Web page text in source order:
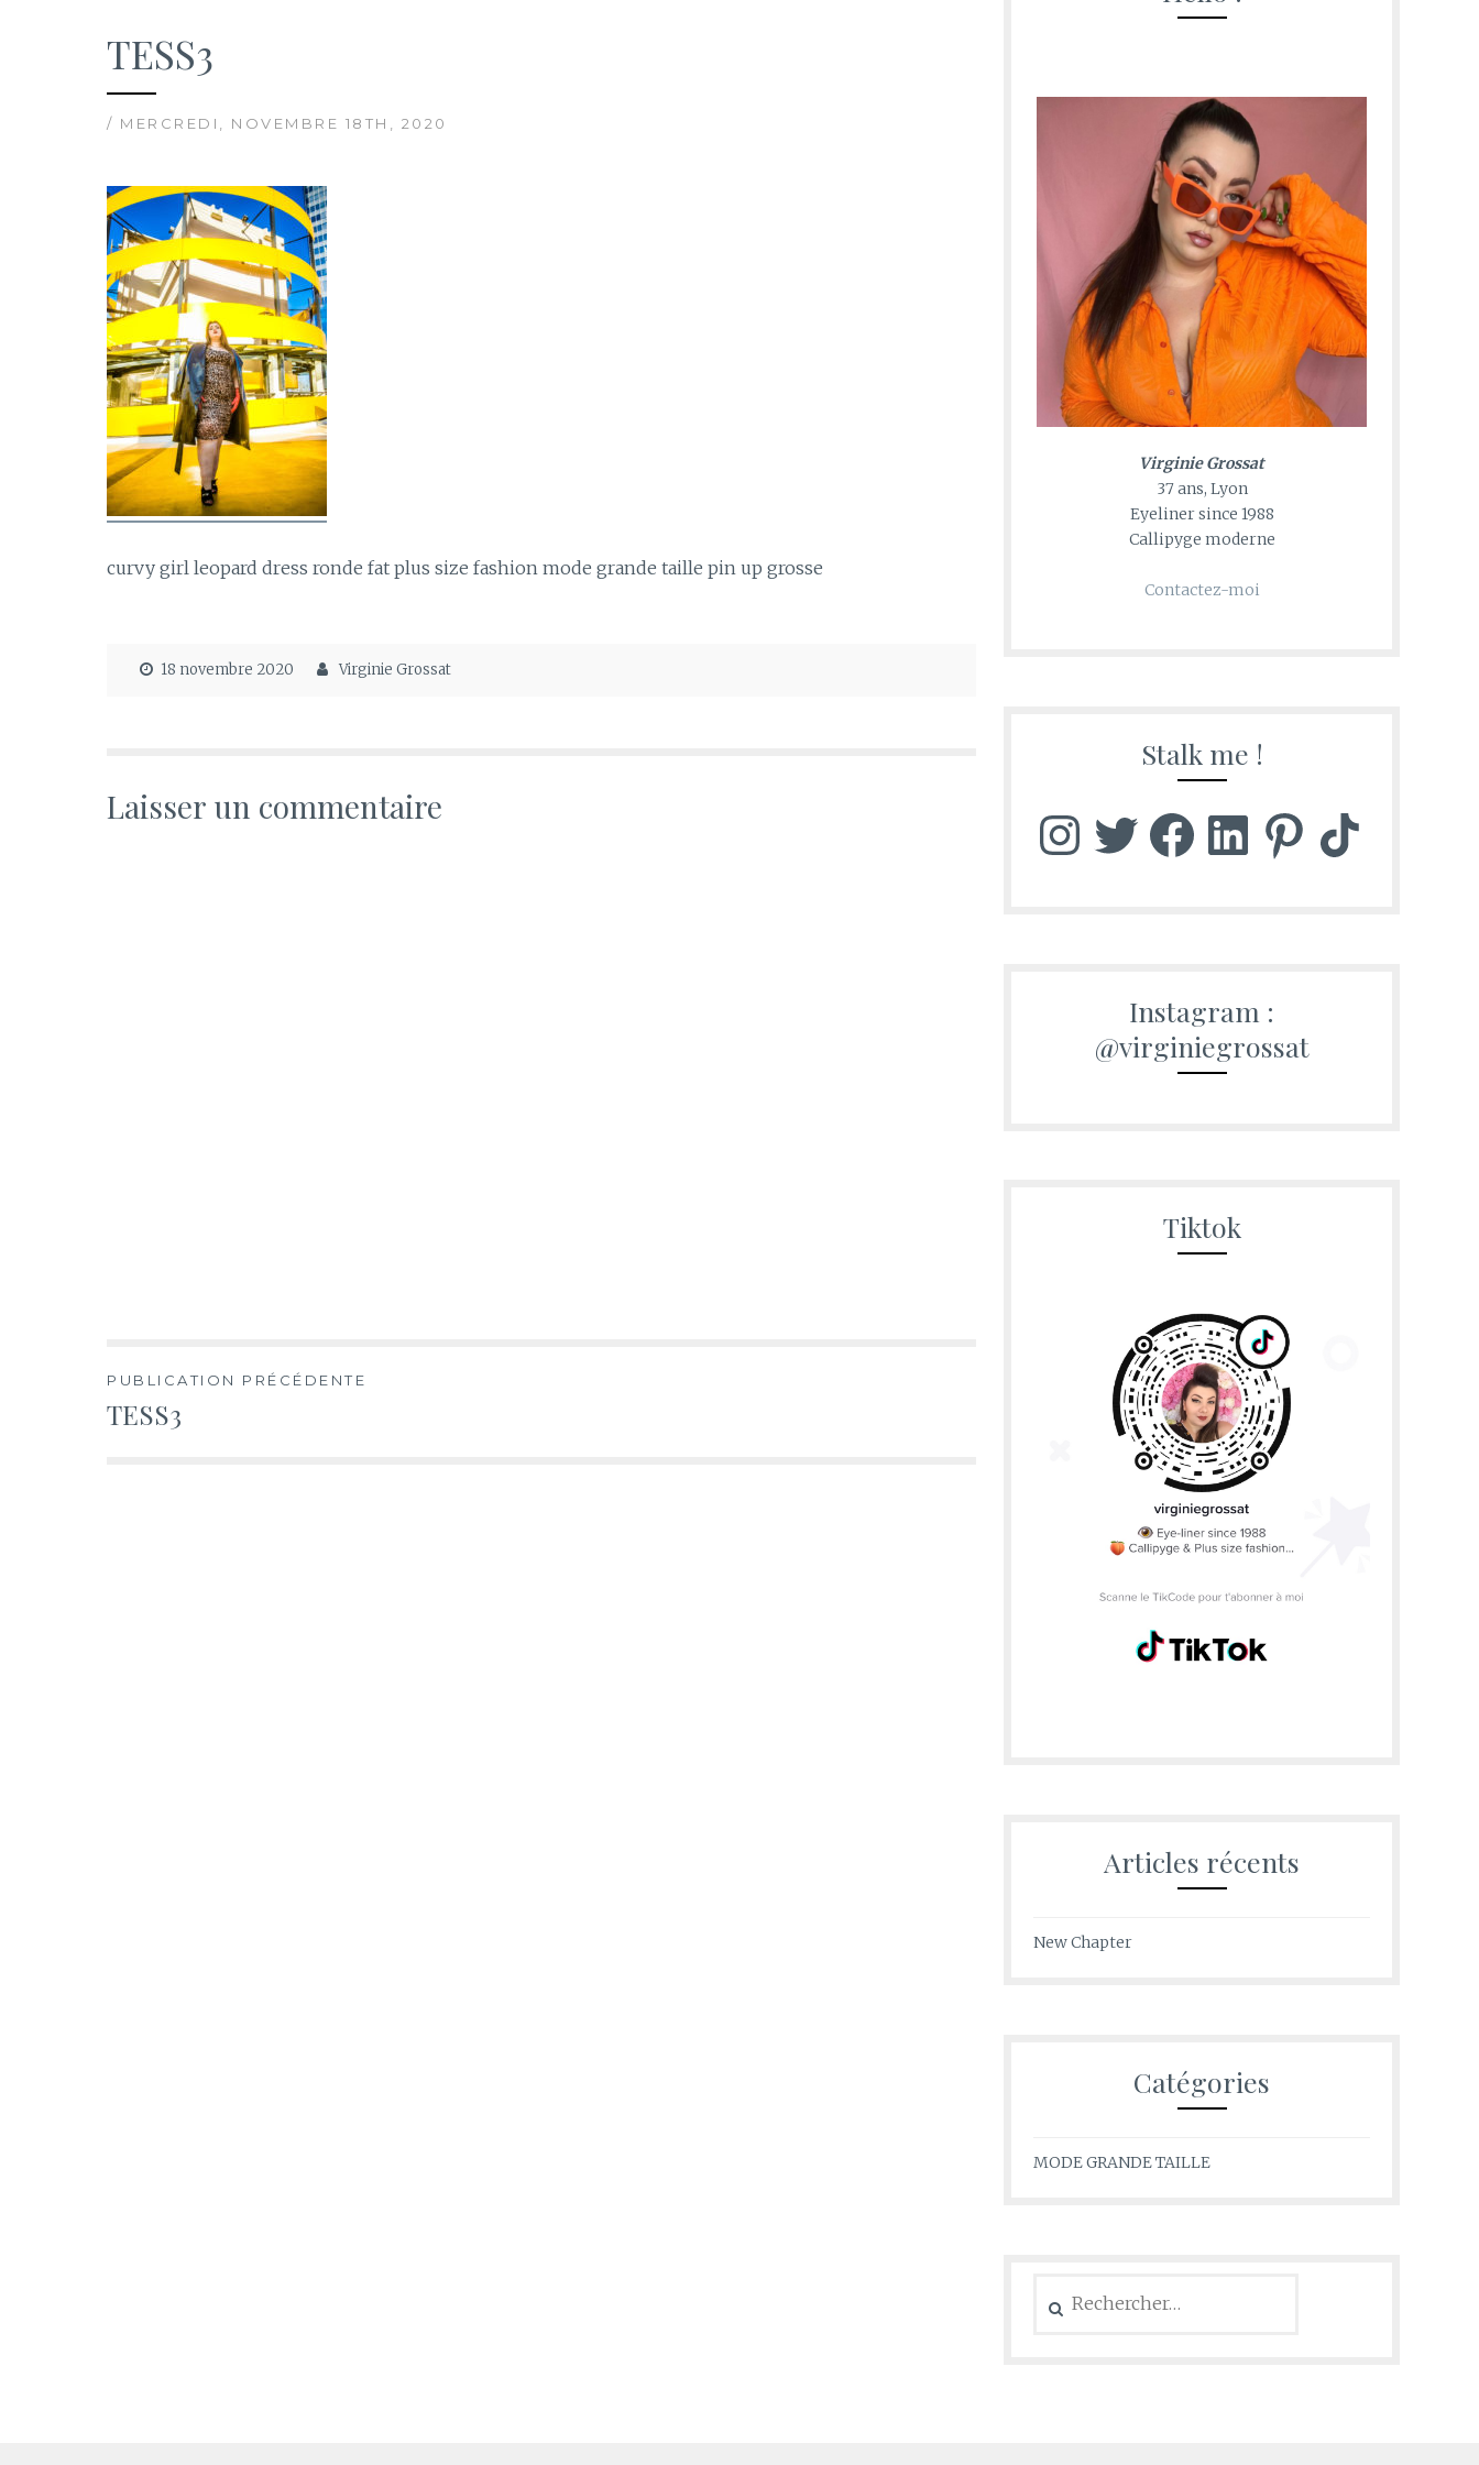
TESS3
/ MERCREDI, NOVEMBRE 18TH, 2020
curvy girl leopard dress ronde fat plus size fashion mode grande taille pin up grosse
18 novembre 2020 Virginie Grossat
Laisser un commentaire
Navigation
PUBLICATION PRÉCÉDENTE
TESS3
Virginie Grossat
37 ans, Lyon
Eyeliner since 1988
Callipyge moderne
Contactez-moi
Stalk me !
InstagramTwitter FacebookLinkedIn Pinterest TikTok
Instagram :
@virginiegrossat
Tiktok
Articles récents
New Chapter
Catégories
MODE GRANDE TAILLE